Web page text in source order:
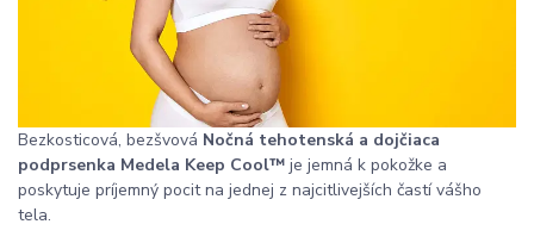
Bezkosticová, bezšvová Nočná tehotenská a dojčiaca
podprsenka Medela Keep Cool™ je jemná k pokožke a
poskytuje príjemný pocit na jednej z najcitlivejších častí vášho
tela.